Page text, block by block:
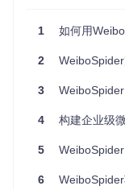
分配，相比传统
2. 多引擎数据解析
项目在
基础解析层：处
语义分析层：
数据规整层：标
1 如何用
2 WeiboSpider
3 WeiboSpider：
4 构建企业级微
5
6